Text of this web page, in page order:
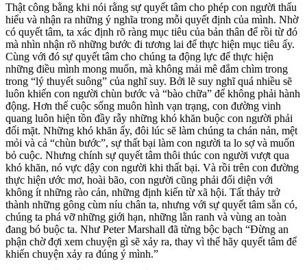
Thật công bằng khi nói rằng sự quyết tâm cho phép con người thấu
hiểu và nhận ra những ý nghĩa trong mỗi quyết định của mình. Nhờ
có quyết tâm, ta xác định rõ ràng mục tiêu của bản thân để rồi từ đó
mà nhìn nhận rõ những bước đi tương lai để thực hiện mục tiêu ấy.
Cùng với đó sự quyết tâm cho chúng ta động lực để thực hiện
những điều mình mong muốn, mà không mải mê đắm chìm trong
trong “lý thuyết suông” của nghĩ suy. Bởi lẽ suy nghĩ quá nhiều sẽ
luôn khiến con người chùn bước và “bào chữa” để không phải hành
động. Hơn thế cuộc sống muôn hình vạn trạng, con đường vinh
quang luôn hiện tồn đầy rẫy những khó khăn buộc con người phải
đối mặt. Những khó khăn ấy, đôi lúc sẽ làm chúng ta chán nản, mệt
mỏi và cả “chùn bước”, sự thất bại làm con người ta lo sợ và muốn
bỏ cuộc. Nhưng chính sự quyết tâm thôi thúc con người vượt qua
khó khăn, nó vực dậy con người khi thất bại. Và rồi trên con đường
thực hiện ước mơ, hoài bão, con người cũng phải đối diện với
không ít những rào cản, những định kiến từ xã hội. Tất thảy trở
thành những gông cùm níu chân ta, nhưng với sự quyết tâm sẵn có,
chúng ta phá vỡ những giới hạn, những lằn ranh và vùng an toàn
đang bó buộc ta. Như Peter Marshall đã từng bộc bạch “Đừng an
phận chờ đợi xem chuyện gì sẽ xảy ra, thay vì thế hãy quyết tâm để
khiến chuyện xảy ra đúng ý mình.”